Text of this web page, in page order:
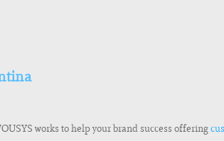
works to help your brand success offering